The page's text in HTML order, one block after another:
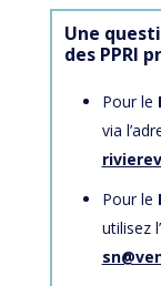
Une
des PPRI
Pour le
via
Pour le
utilisez